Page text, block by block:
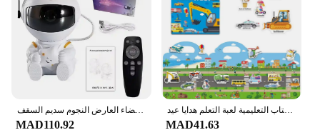
used for meditation, storytelling, or simply as a
nightlight. The projector's versatility makes it
suitable for a range of scenarios, from educational
settings to intimate gatherings. It's a must-have for
vendors, suppliers, and anyone looking to add a
touch of the cosmos to their space.
MAD110.92 MAD41.63